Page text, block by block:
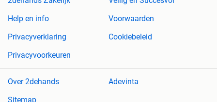
Help en info
Voorwaarden
Privacyverklaring
Cookiebeleid
Privacyvoorkeuren
Over 2dehands
Adevinta
Sitemap